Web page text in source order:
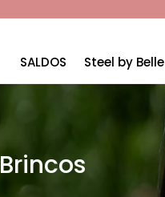
SALDOS Steel by Belle
Brincos